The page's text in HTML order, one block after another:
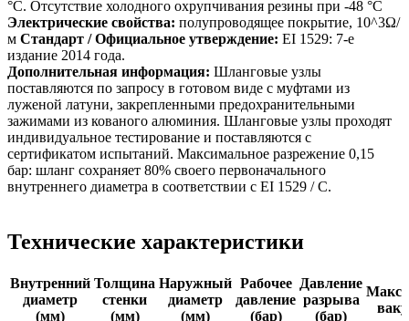
°C. Отсутствие холодного охрупчивания резины при -48 °C
Электрические свойства: полупроводящее покрытие, 10^3Ω/
м Стандарт / Официальное утверждение: EI 1529: 7-е
издание 2014 года.
Дополнительная информация: Шланговые узлы
поставляются по запросу в готовом виде с муфтами из
луженой латуни, закрепленными предохранительными
зажимами из кованого алюминия. Шланговые узлы проходят
индивидуальное тестирование и поставляются с
сертификатом испытаний. Максимальное разрежение 0,15
бар: шланг сохраняет 80% своего первоначального
внутреннего диаметра в соответствии с EI 1529 / C.
Технические характеристики
Внутренний
диаметр
(мм)
Толщина
стенки
(мм)
Наружный
диаметр
(мм)
Рабочее
давление
(бар)
Давление
разрыва
(бар)